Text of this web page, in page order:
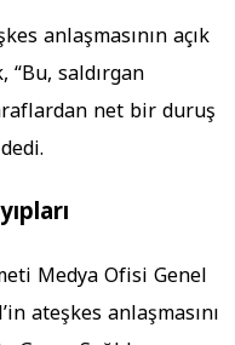
anlaşmasının açık
saldırgan
net bir duruş
Medya Ofisi Genel
ateşkes anlaşmasını